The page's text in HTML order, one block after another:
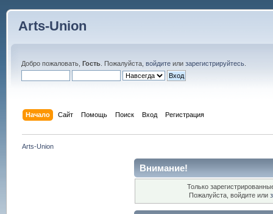
Arts-Union
Добро пожаловать, Гость. Пожалуйста, войдитеили зарегистрируйтесь.
Начало Сайт Помощь Поиск Вход Регистрация
Arts-Union
Внимание!
Только
Пожалуйста, войдите или